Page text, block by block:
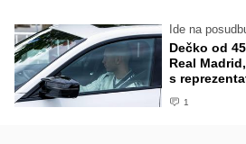
Ide na
Dečko od
Real
s
1